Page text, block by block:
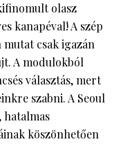
olasz
kanapéval! A szép
csak igazán
A modulokból
választás, mert
szabni. A Seoul
hatalmas
köszönhetően